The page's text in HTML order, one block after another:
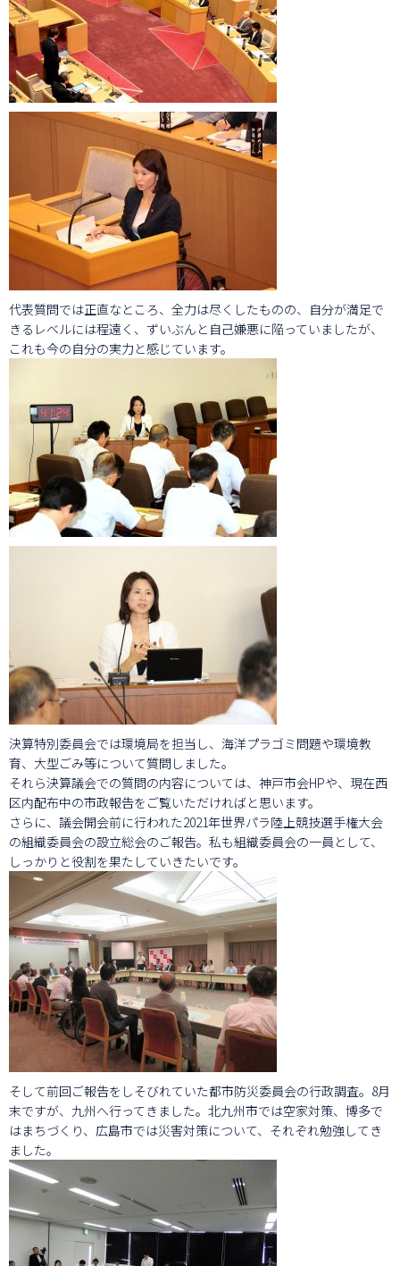
代表質問では正直なところ、全力は尽くしたものの、自分が満足で
きるレベルには程遠く、ずいぶんと自己嫌悪に陥っていましたが、
これも今の自分の実力と感じています。
決算特別委員会では環境局を担当し、海洋プラゴミ問題や環境教
育、大型ごみ等について質問しました。
それら決算議会での質問の内容については、神戸市会HPや、現在西
区内配布中の市政報告をご覧いただければと思います。
さらに、議会開会前に行われた2021年世界パラ陸上競技選手権大会
の組織委員会の設立総会のご報告。私も組織委員会の一員として、
しっかりと役割を果たしていきたいです。
そして前回ご報告をしそびれていた都市防災委員会の行政調査。8月
末ですが、九州へ行ってきました。北九州市では空家対策、博多で
はまちづくり、広島市では災害対策について、それぞれ勉強してき
ました。